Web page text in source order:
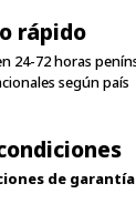
rápido
24-72 horas
según país
de garantía